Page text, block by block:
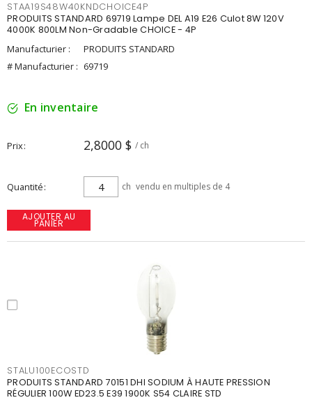
STAA19S48W40KNDCHOICE4P
PRODUITS STANDARD 69719 Lampe DEL A19 E26 Culot 8W 120V
4000K 800LM Non-Gradable CHOICE - 4P
Manufacturier :
PRODUITS STANDARD
# Manufacturier : 69719
En inventaire
Prix 2,8000 $ / ch
Quantité ch vendu en multiples de 4
AJOUTER AU
PANIER
STALU100ECOSTD
PRODUITS STANDARD 70151 DHI SODIUM À HAUTE PRESSION
RÉGULIER 100W ED23.5 E39 1900K S54 CLAIRE STD